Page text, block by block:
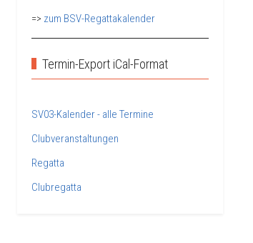
=> zum BSV-Regattakalender
Termin-Export iCal-Format
SV03-Kalender - alle Termine
Clubveranstaltungen
Regatta
Clubregatta